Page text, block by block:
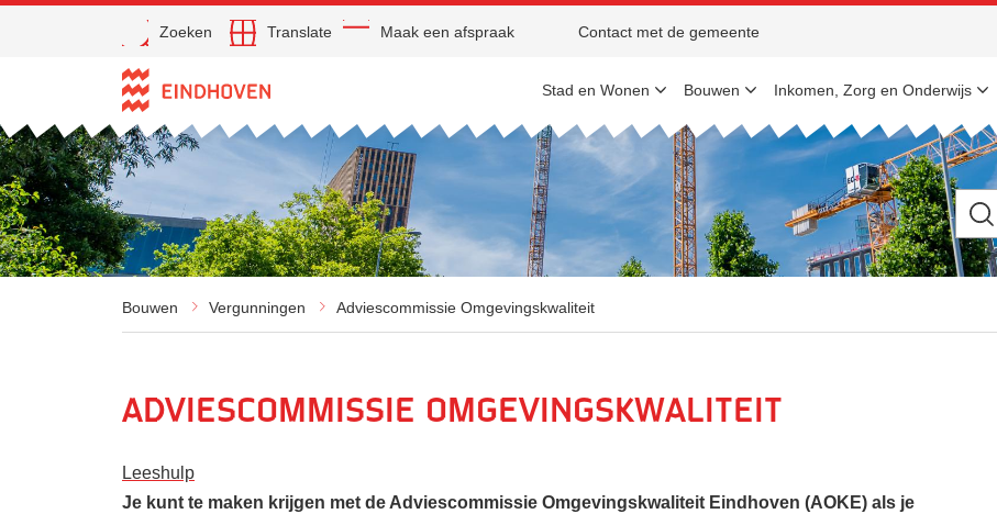
Direct naar de inhoud
Open
Zoeken Translate Maak een afspraak Contact met de gemeente
Stad en Wonen Bouwen Inkomen, Zorg en Onderwijs
ben
op
zoek
Bouwen Vergunningen Adviescommissie Omgevingskwaliteit
Adviescommissie Omgevingskwaliteit
Leeshulp
Je kunt te maken krijgen met de Adviescommissie Omgevingskwaliteit Eindhoven (AOKE) als je